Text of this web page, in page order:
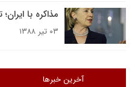
مذاکره با
۰۳ تیر ۱۳۸۸
آخرین خبرها